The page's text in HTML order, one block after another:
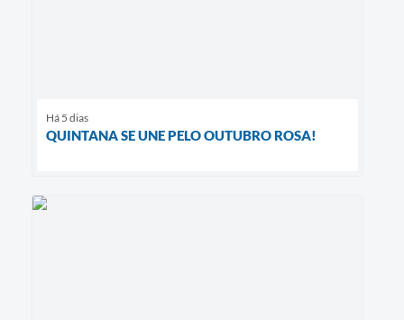
Há 5 dias
QUINTANA SE UNE PELO OUTUBRO ROSA!